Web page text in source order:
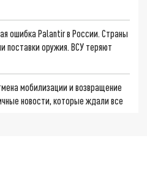
ошибка Palantir в России. Страны
поставки оружия. ВСУ теряют
мобилизации и возвращение
новости, которые ждали все